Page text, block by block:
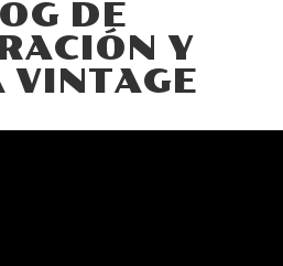
DE
Y
VINTAGE